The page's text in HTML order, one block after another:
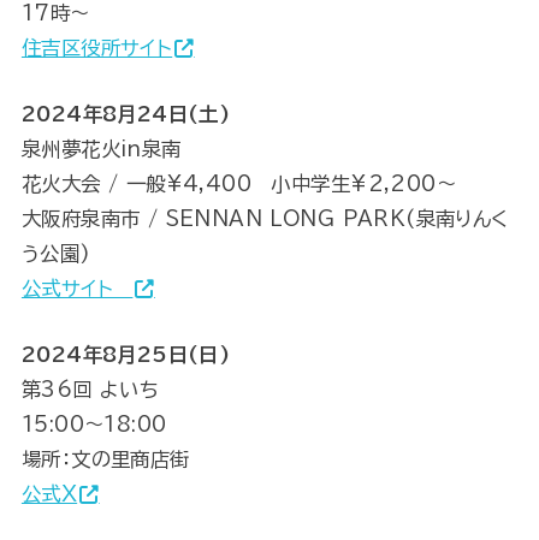
17時～
住吉区役所サイト
2024年8月24日(土)
泉州夢花火in泉南
花火大会 / 一般¥4,400 小中学生¥2,200～
大阪府泉南市 / SENNAN LONG PARK(泉南りんく
う公園)
公式サイト
2024年8月25日(日)
第36回 よいち
15:00～18:00
場所：文の里商店街
公式X